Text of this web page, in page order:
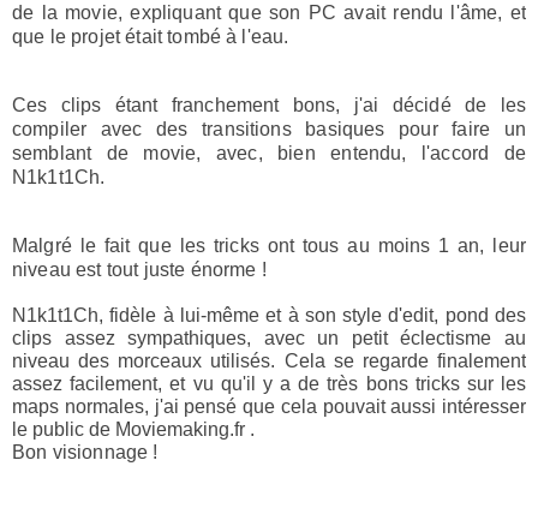
de la movie, expliquant que son PC avait rendu l'âme, et
que le projet était tombé à l'eau.
Ces clips étant franchement bons, j'ai décidé de les
compiler avec des transitions basiques pour faire un
semblant de movie, avec, bien entendu, l'accord de
N1k1t1Ch.
Malgré le fait que les tricks ont tous au moins 1 an, leur
niveau est tout juste énorme !
N1k1t1Ch, fidèle à lui-même et à son style d'edit, pond des
clips assez sympathiques, avec un petit éclectisme au
niveau des morceaux utilisés. Cela se regarde finalement
assez facilement, et vu qu'il y a de très bons tricks sur les
maps normales, j'ai pensé que cela pouvait aussi intéresser
le public de Moviemaking.fr .
Bon visionnage !